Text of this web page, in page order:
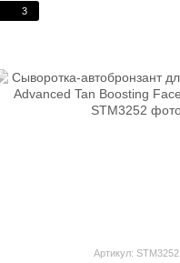
3
Артикул: STM3252